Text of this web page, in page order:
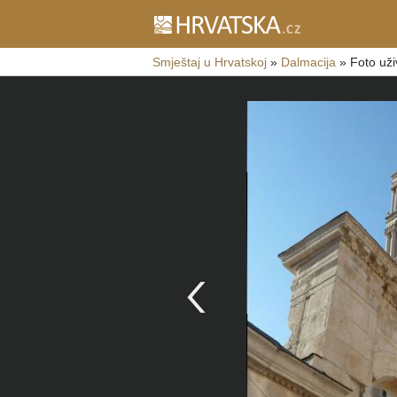
Smještaj u Hrvatskoj » Dalmacija » Foto